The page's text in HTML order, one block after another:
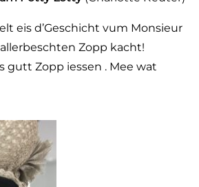
eis d’Geschicht vum Monsieur
Zopp kacht!
gutt Zopp iessen . Mee wat